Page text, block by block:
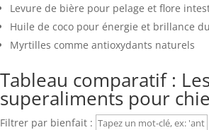
Levure de bière pour pelage et flore
Huile de coco pour énergie et brillance
Myrtilles comme antioxydants naturels
Tableau comparatif :
superaliments pour
Filtrer par bienfait :